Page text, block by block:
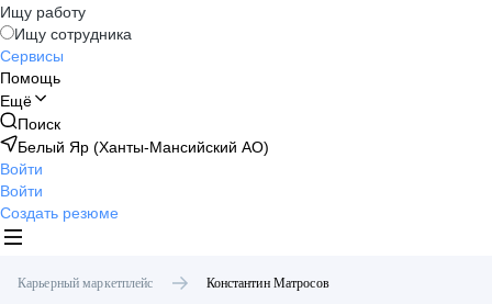
Ищу работу
Ищу сотрудника
Сервисы
Помощь
Ещё
Поиск
Белый Яр (Ханты-Мансийский АО)
Войти
Войти
Создать резюме
Карьерный маркетплейс Константин Матросов